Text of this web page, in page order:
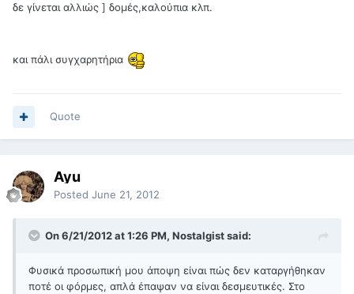
δε γίνεται αλλιώς ] δομές,καλούπια κλπ.
και πάλι συγχαρητήρια
Quote
Ayu
Posted June 21, 2012
On 6/21/2012 at 1:26 PM, Nostalgist said:
Φυσικά προσωπική μου άποψη είναι πώς δεν καταργήθηκαν
ποτέ οι φόρμες, απλά έπαψαν να είναι δεσμευτικές. Στο